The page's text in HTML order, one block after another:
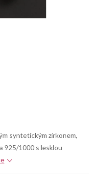
syntetickým zirkonem,
925/1000 s lesklou